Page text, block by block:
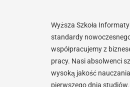
Wyższa Szkoła
standardy
współpracujemy z
pracy. Nasi absolwenci
wysoką jakość
pierwszego dnia studiów.